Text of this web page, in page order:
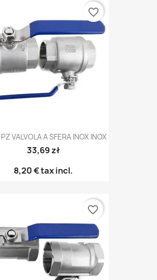
VALVOLA A SFERA INOX INOX
33,69 zł
8,20 €tax incl.
favorite_border
favorite_border